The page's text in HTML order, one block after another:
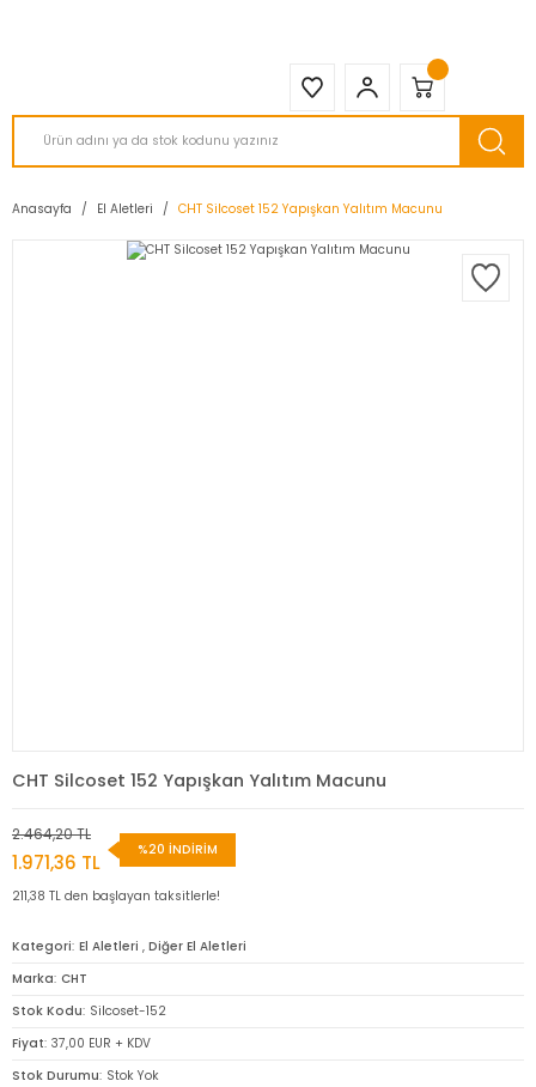
Anasayfa El Aletleri CHT Silcoset 152 Yapışkan Yalıtım Macunu
CHT Silcoset 152 Yapışkan Yalıtım Macunu
2.464,20 TL
1.971,36 TL
%20 İNDİRİM
211,38 TL den başlayan taksitlerle!
Kategori El Aletleri , Diğer El Aletleri
Marka CHT
Stok Kodu Silcoset-152
Fiyat 37,00 EUR + KDV
Stok Durumu Stok Yok